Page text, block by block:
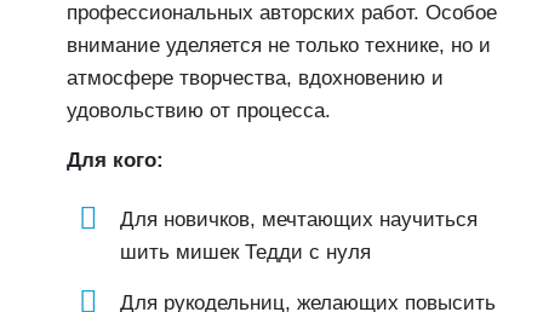
профессиональных авторских работ. Особое
внимание уделяется не только технике, но и
атмосфере творчества, вдохновению и
удовольствию от процесса.
Для кого:
Для новичков, мечтающих научиться
шить мишек Тедди с нуля
Для рукодельниц, желающих повысить